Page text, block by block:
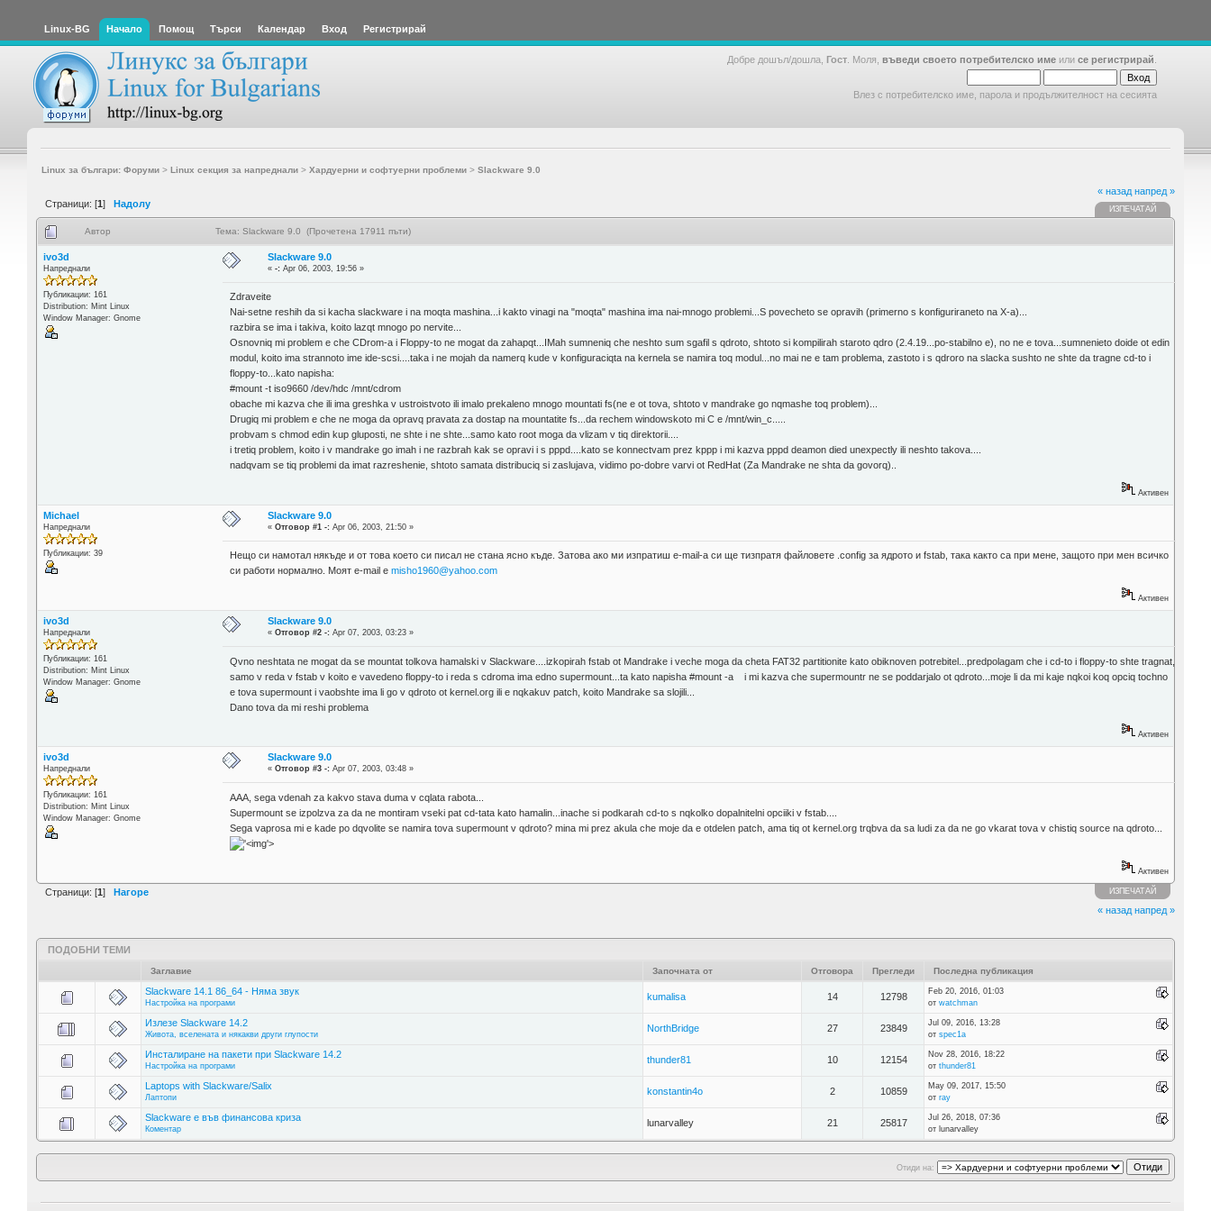
Linux-BG Начало Помощ Търси Календар Вход Регистрирай
Добре дошъл/дошла, Гост . Моля, въведи своето потребителско име или се регистрирай
Влез с потребителско име, парола и продължителност на сесията
Linux за българи: Форуми> Linux секция за напреднали> Хардуерни и софтуерни проблеми> Slackware 9.0
Страници: [1] Надолу
« назад напред »
ИЗПЕЧАТАЙ
Автор Тема: Slackware 9.0 (Прочетена 17911 пъти)
ivo3d
Напреднали
Публикации: 161
Distribution: Mint Linux
Window Manager: Gnome
Slackware 9.0
«-: Apr 06, 2003, 19:56 »
Zdraveite
Nai-setne reshih da si kacha slackware i na moqta mashina...i kakto vinagi na "moqta" mashina ima nai-mnogo problemi...S povecheto se opravih (primerno s konfiguriraneto na X-a)...
razbira se ima i takiva, koito lazqt mnogo po nervite...
Osnovniq mi problem e che CDrom-a i Floppy-to ne mogat da zahapqt...IMah sumneniq che neshto sum sgafil s qdroto, shtoto si kompilirah staroto qdro (2.4.19...po-stabilno e), no ne e tova...sumnenieto doide ot edin
modul, koito ima strannoto ime ide-scsi....taka i ne mojah da namerq kude v konfiguraciqta na kernela se namira toq modul...no mai ne e tam problema, zastoto i s qdroro na slacka sushto ne shte da tragne cd-to i
floppy-to...kato napisha:
#mount -t iso9660 /dev/hdc /mnt/cdrom
obache mi kazva che ili ima greshka v ustroistvoto ili imalo prekaleno mnogo mountati fs(ne e ot tova, shtoto v mandrake go nqmashe toq problem)...
Drugiq mi problem e che ne moga da opravq pravata za dostap na mountatite fs...da rechem windowskoto mi C e /mnt/win_c.....
probvam s chmod edin kup gluposti, ne shte i ne shte...samo kato root moga da vlizam v tiq direktorii....
i tretiq problem, koito i v mandrake go imah i ne razbrah kak se opravi i s pppd....kato se konnectvam prez kppp i mi kazva pppd deamon died unexpectly ili neshto takova....
nadqvam se tiq problemi da imat razreshenie, shtoto samata distribuciq si zaslujava, vidimo po-dobre varvi ot RedHat (Za Mandrake ne shta da govorq)..
Активен
Michael
Напреднали
Публикации: 39
Slackware 9.0
«Отговор #1 -: Apr 06, 2003, 21:50 »
Нещо си намотал някъде и от това което си писал не стана ясно къде. Затова ако ми изпратиш e-mail-а си ще тизпратя файловете .config за ядрото и fstab, така както са при мене, защото при мен всичко
си работи нормално. Моят e-mail еmisho1960@yahoo.com
Активен
ivo3d
Напреднали
Публикации: 161
Distribution: Mint Linux
Window Manager: Gnome
Slackware 9.0
«Отговор #2 -: Apr 07, 2003, 03:23 »
Qvno neshtata ne mogat da se mountat tolkova hamalski v Slackware....izkopirah fstab ot Mandrake i veche moga da cheta FAT32 partitionite kato obiknoven potrebitel...predpolagam che i cd-to i floppy-to shte tragnat,
samo v reda v fstab v koito e vavedeno floppy-to i reda s cdroma ima edno supermount...ta kato napisha #mount -a i mi kazva che supermountr ne se poddarjalo ot qdroto...moje li da mi kaje nqkoi koq opciq tochno
e tova supermount i vaobshte ima li go v qdroto ot kernel.org ili e nqkakuv patch, koito Mandrake sa slojili...
Dano tova da mi reshi problema
Активен
ivo3d
Напреднали
Публикации: 161
Distribution: Mint Linux
Window Manager: Gnome
Slackware 9.0
«Отговор #3 -: Apr 07, 2003, 03:48 »
AAA, sega vdenah za kakvo stava duma v cqlata rabota...
Supermount se izpolzva za da ne montiram vseki pat cd-tata kato hamalin...inache si podkarah cd-to s nqkolko dopalnitelni opciiki v fstab....
Sega vaprosa mi e kade po dqvolite se namira tova supermount v qdroto? mina mi prez akula che moje da e otdelen patch, ama tiq ot kernel.org trqbva da sa ludi za da ne go vkarat tova v chistiq source na qdroto...
'>
Активен
Страници: [1] Нагоре ИЗПЕЧАТАЙ
« назад напред »
ПОДОБНИ ТЕМИ
Заглавие Започната от Отговора Прегледи Последна публикация
Slackware 14.1 86_64 - Няма звук
Настройка на програми
kumalisa 14 12798
Feb 20, 2016, 01:03
от watchman
Излезе Slackware 14.2
Живота, вселената и някакви други глупости
NorthBridge 27 23849
Jul 09, 2016, 13:28
от spec1a
Инсталиране на пакети при Slackware 14.2
Настройка на програми
thunder81 10 12154
Nov 28, 2016, 18:22
от thunder81
Laptops with Slackware/Salix
Лаптопи
konstantin4o 2 10859
May 09, 2017, 15:50
от ray
Slackware е във финансова криза
Коментар
lunarvalley 21 25817
Jul 26, 2018, 07:36
от lunarvalley
Отиди на: